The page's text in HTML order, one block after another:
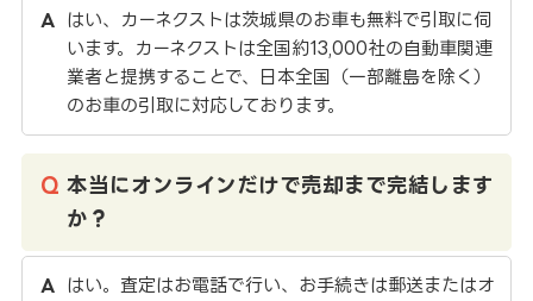
はい、カーネクストは茨城県のお車も無料で引取に伺
います。カーネクストは全国約13,000社の自動車関連
業者と提携することで、日本全国（一部離島を除く）
のお車の引取に対応しております。
本当にオンラインだけで売却まで完結します
か？
はい。査定はお電話で行い、お手続きは郵送またはオ